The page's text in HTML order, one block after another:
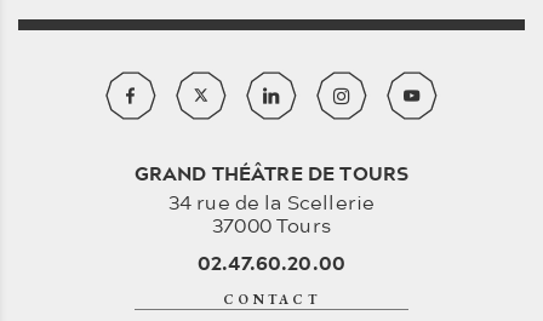
GRAND THÉÂTRE DE TOURS
34 rue de la Scellerie
37000 Tours
02.47.60.20.00
CONTACT